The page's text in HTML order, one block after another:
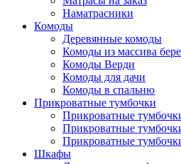
Наматрасники
Комоды
Деревянные комоды
Комоды из массива
Комоды Верди
Комоды для дачи
Комоды в спальню
Прикроватные тумбочки
Прикроватные
Прикроватные
Прикроватные
Шкафы